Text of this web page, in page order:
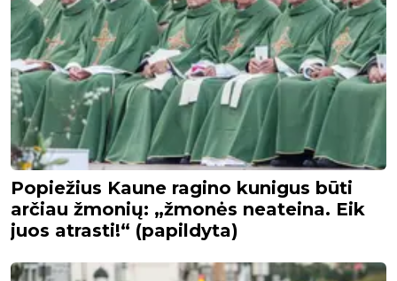
Popiežius Kaune ragino kunigus būti
arčiau žmonių: „žmonės neateina. Eik
juos atrasti!“ (papildyta)